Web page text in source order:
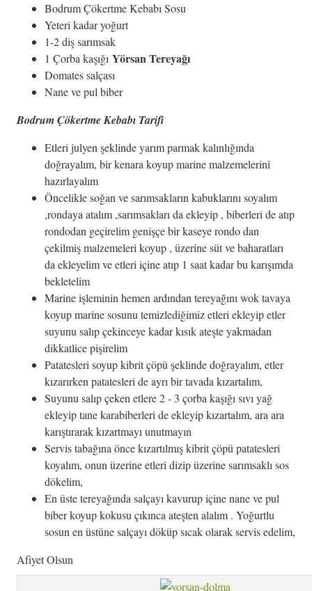
Bodrum Çökertme Kebabı Sosu
Yeteri kadar yoğurt
1-2 diş sarımsak
1 Çorba kaşığı Yörsan Tereyağı
Domates salçası
Nane ve pul biber
Bodrum Çökertme Kebabı Tarifi
Etleri julyen şeklinde yarım parmak kalınlığında
doğrayalım, bir kenara koyup marine malzemelerini
hazırlayalım
Öncelikle soğan ve sarımsakların kabuklarını soyalım
,rondaya atalım ,sarımsakları da ekleyip , biberleri de atıp
rondodan geçirelim genişçe bir kaseye rondo dan
çekilmiş malzemeleri koyup , üzerine süt ve baharatları
da ekleyelim ve etleri içine atıp 1 saat kadar bu karışımda
bekletelim
Marine işleminin hemen ardından tereyağını wok tavaya
koyup marine sosunu temizlediğimiz etleri ekleyip etler
suyunu salıp çekinceye kadar kısık ateşte yakmadan
dikkatlice pişirelim
Patatesleri soyup kibrit çöpü şeklinde doğrayalım, etler
kızarırken patatesleri de ayrı bir tavada kızartalım,
Suyunu salıp çeken etlere 2 - 3 çorba kaşığı sıvı yağ
ekleyip tane karabiberleri de ekleyip kızartalım, ara ara
karıştırarak kızartmayı unutmayın
Servis tabağına önce kızartılmış kibrit çöpü patatesleri
koyalım, onun üzerine etleri dizip üzerine sarımsaklı sos
dökelim,
En üste tereyağında salçayı kavurup içine nane ve pul
biber koyup kokusu çıkınca ateşten alalım . Yoğurtlu
sosun en üstüne salçayı döküp sıcak olarak servis edelim,
Afiyet Olsun